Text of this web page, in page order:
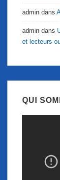
admin dans
admin dans
et lecteurs
QUI